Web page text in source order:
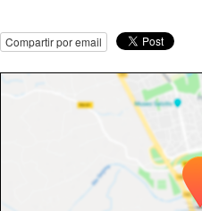
Compartir por email